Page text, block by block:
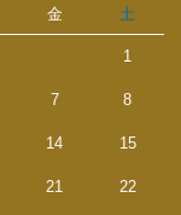
金 土
1
7 8
14 15
21 22